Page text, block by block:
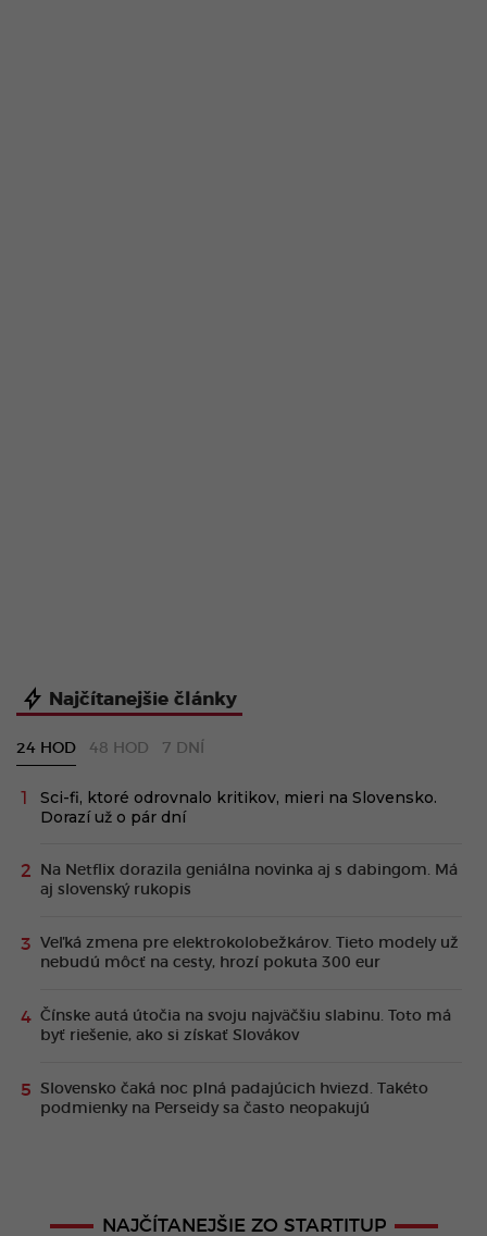
Najčítanejšie články
24 HOD 48 HOD 7 DNÍ
Sci-fi, ktoré odrovnalo kritikov, mieri na Slovensko.
Dorazí už o pár dní
Na Netflix dorazila geniálna novinka aj s dabingom. Má
aj slovenský rukopis
Veľká zmena pre elektrokolobežkárov. Tieto modely už
nebudú môcť na cesty, hrozí pokuta 300 eur
Čínske autá útočia na svoju najväčšiu slabinu. Toto má
byť riešenie, ako si získať Slovákov
Slovensko čaká noc plná padajúcich hviezd. Takéto
podmienky na Perseidy sa často neopakujú
NAJČÍTANEJŠIE ZO STARTITUP